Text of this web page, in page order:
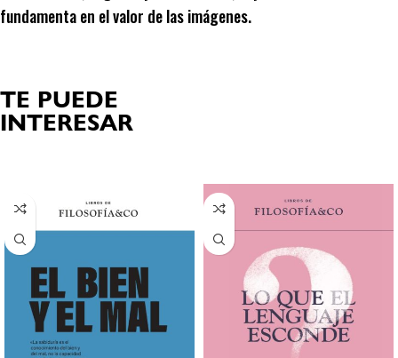
fundamenta en el valor de las imágenes.
TE PUEDE
INTERESAR